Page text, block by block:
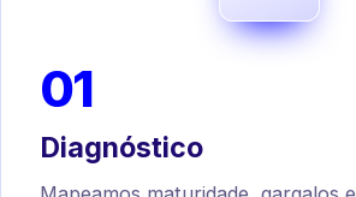
01
Diagnóstico